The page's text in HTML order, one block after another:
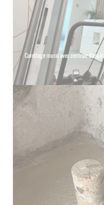
Carottage mural avec centrale